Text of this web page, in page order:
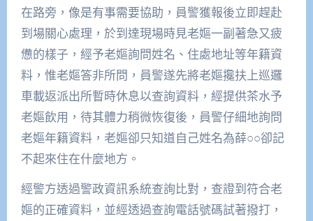
在路旁，像是有事需要協助，員警獲報後立即趕赴
到場關心處理，於到達現場時見老嫗一副著急又疲
憊的樣子，經予老嫗詢問姓名、住處地址等年籍資
料，惟老嫗答非所問，員警遂先將老嫗攙扶上巡邏
車載返派出所暫時休息以查詢資料，經提供茶水予
老嫗飲用，待其體力稍微恢復後，員警仔細地詢問
老嫗年籍資料，老嫗卻只知道自己姓名為薛○○卻記
不起來住在什麼地方。
經警方透過警政資訊系統查詢比對，查證到符合老
嫗的正確資料，並經透過查詢電話號碼試著撥打，